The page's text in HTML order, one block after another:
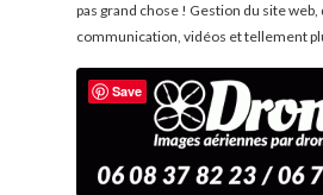
pas grand chose ! Gestion du site
communication, vidéos et tellement
Save